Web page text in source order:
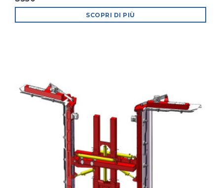
SCOPRI DI PIÙ